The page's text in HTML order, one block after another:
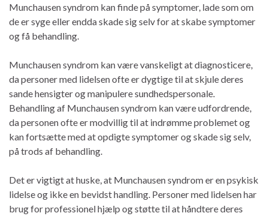
Munchausen syndrom kan finde på symptomer, lade som om
de er syge eller endda skade sig selv for at skabe symptomer
og få behandling.
Munchausen syndrom kan være vanskeligt at diagnosticere,
da personer med lidelsen ofte er dygtige til at skjule deres
sande hensigter og manipulere sundhedspersonale.
Behandling af Munchausen syndrom kan være udfordrende,
da personen ofte er modvillig til at indrømme problemet og
kan fortsætte med at opdigte symptomer og skade sig selv,
på trods af behandling.
Det er vigtigt at huske, at Munchausen syndrom er en psykisk
lidelse og ikke en bevidst handling. Personer med lidelsen har
brug for professionel hjælp og støtte til at håndtere deres